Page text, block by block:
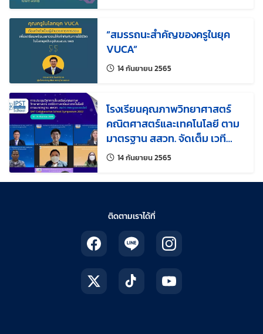
“สมรรถนะสำคัญของครูในยุค
VUCA”
14 กันยายน 2565แก้ไขล่าสุดเมื่อ:
โรงเรียนคุณภาพวิทยาศาสตร์
คณิตศาสตร์และเทคโนโลยี ตาม
มาตรฐาน สสวท. จัดเต็ม เวที
ออนไลน์ชูผลงานโรงเรียนและครู
14 กันยายน 2565แก้ไขล่าสุดเมื่อ:
ติดตามเราได้ที่